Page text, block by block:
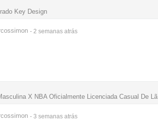
Key Design
- 2 semanas atrás
X NBA Oficialmente Licenciada Casual De Lã
- 3 semanas atrás